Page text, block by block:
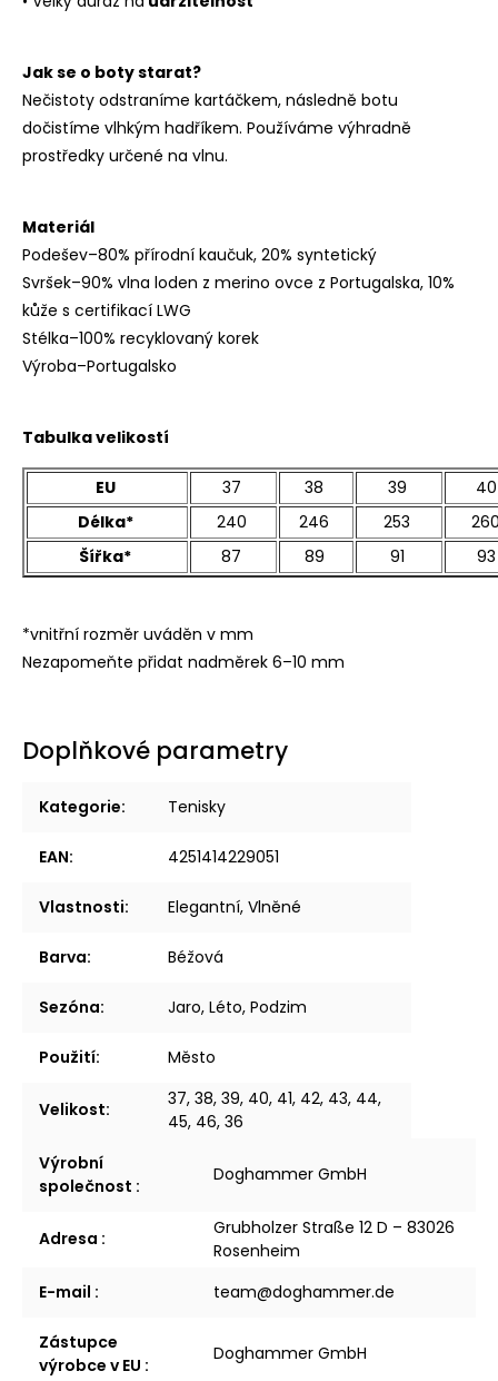
Jak se o boty starat?
Nečistoty odstraníme kartáčkem, následně botu
dočistíme vlhkým hadříkem. Používáme výhradně
prostředky určené na vlnu.
Materiál
Podešev–80% přírodní kaučuk, 20% syntetický
Svršek–90% vlna loden z merino ovce z Portugalska, 10%
kůže s certifikací LWG
Stélka–100% recyklovaný korek
Výroba–Portugalsko
Tabulka velikostí
EU 37 38 39
40
Délka*
240 246 253
Šířka*
87 89 91 93
*vnitřní rozměr uváděn v mm
Nezapomeňte přidat nadměrek 6–10 mm
Doplňkové parametry
Kategorie: Tenisky
EAN: 4251414229051
Vlastnosti: Elegantní, Vlněné
Barva: Béžová
Sezóna: Jaro, Léto, Podzim
Použití: Město
Velikost:
37, 38, 39, 40, 41, 42, 43, 44,
45, 46, 36
Výrobní
společnost :
Doghammer GmbH
Adresa :
Grubholzer Straße 12 D – 83026
Rosenheim
E-mail : team@doghammer.de
Zástupce
výrobce v EU :
Doghammer GmbH